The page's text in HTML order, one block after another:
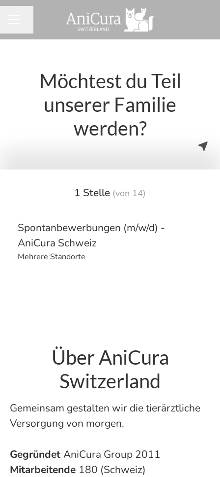
Möchtest du Teil
unserer Familie
werden?
1 Stelle (von 14)
Spontanbewerbungen (m/w/d) -
AniCura Schweiz
Mehrere Standorte
Über AniCura
Switzerland
Gemeinsam gestalten wir die tierärztliche
Versorgung von morgen.
GegründetAniCura Group 2011
Mitarbeitende 180 (Schweiz)